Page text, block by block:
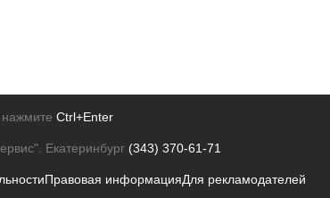
Ctrl+Enter
Екатеринбург (343) 370-61-71
Правовая информацияДля рекламодателей